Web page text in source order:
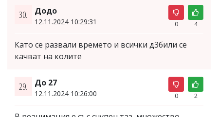
30. Додо
12.11.2024 10:29:31 0 4
Като се развали времето и всички д3били се
качват на колите
29. До 27
12.11.2024 10:26:00 0 2